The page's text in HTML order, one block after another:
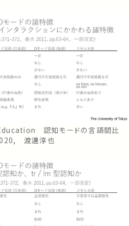
認知モードの言語間比
渡邊淳也